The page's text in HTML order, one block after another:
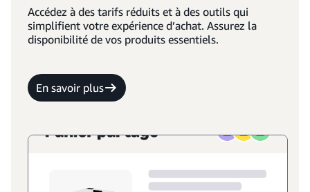
Accédez à des tarifs réduits et à des outils qui
simplifient votre expérience d’achat. Assurez la
disponibilité de vos produits essentiels.
En savoir plus